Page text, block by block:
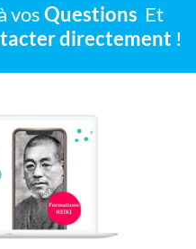
vosQuestions Et
directement !